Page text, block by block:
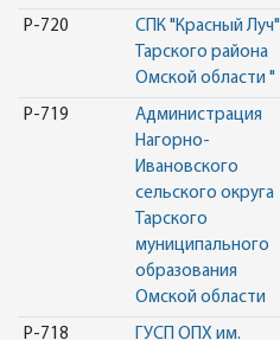
Р-720
СПК "Красный Луч"
Тарского района
Омской области "
Р-719
Администрация
Нагорно-
Ивановского
сельского округа
Тарского
муниципального
образования
Омской области
Р-718
ГУСП ОПХ им.